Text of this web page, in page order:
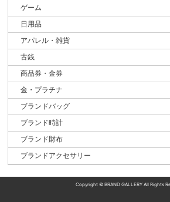
ゲーム
日用品
アパレル・雑貨
古銭
商品券・金券
金・プラチナ
ブランドバッグ
ブランド時計
ブランド財布
ブランドアクセサリー
Copyright © BRAND GALLERY All Rights